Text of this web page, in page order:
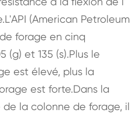
(American Petroleum
forage en cinq
(g) et 135 (s).Plus le
est élevé, plus la
est forte.Dans la
la colonne de forage, il